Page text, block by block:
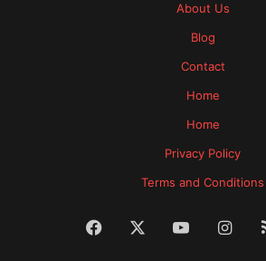
About Us
Blog
Contact
Home
Home
Privacy Policy
Terms and Conditions
Facebook YouTube